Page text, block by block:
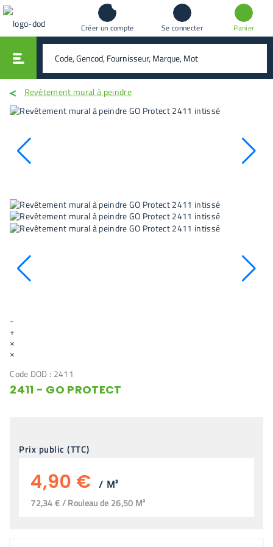
Créer un compte Se connecter Panier
rechercher
Revêtement mural à peindre
-
+
×
×
Code DOD : 2411
2411 - GO PROTECT
Prix public (TTC)
4,90 € / M²
72,34 € / Rouleau de 26,50 M²